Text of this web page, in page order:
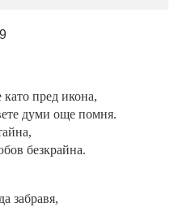
като пред икона,
думи още помня.
безкрайна.
забравя,